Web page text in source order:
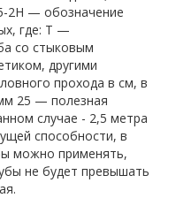
2Н — обозначение
где: Т —
со стыковым
другими
прохода в см, в
25 — полезная
случае - 2,5 метра
способности, в
можно применять,
не будет превышать